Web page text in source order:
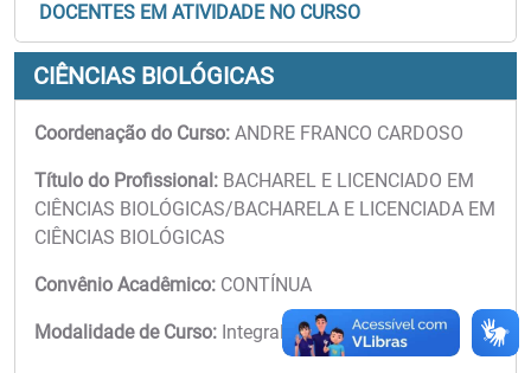
DOCENTES EM ATIVIDADE NO CURSO
CIÊNCIAS BIOLÓGICAS
Coordenação do Curso: ANDRE FRANCO CARDOSO
Título do Profissional: BACHAREL E LICENCIADO EM
CIÊNCIAS BIOLÓGICAS/BACHARELA E LICENCIADA EM
CIÊNCIAS BIOLÓGICAS
Convênio Acadêmico: CONTÍNUA
Modalidade de Curso: Integral